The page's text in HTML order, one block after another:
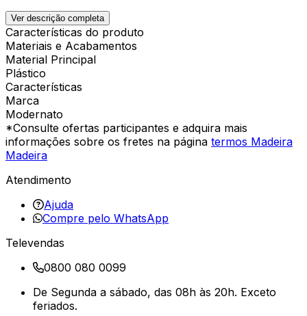
Ver descrição completa
Características do produto
Materiais e Acabamentos
Material Principal
Plástico
Características
Marca
Modernato
*Consulte ofertas participantes e adquira mais
informações sobre os fretes na página termos Madeira
Madeira
Atendimento
Ajuda
Compre pelo WhatsApp
Televendas
0800 080 0099
De Segunda a sábado, das 08h às 20h. Exceto
feriados.